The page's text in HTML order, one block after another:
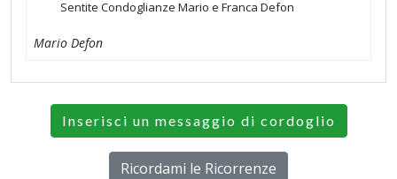
Sentite Condoglianze Mario e Franca Defon
Mario Defon
Inserisci un messaggio di cordoglio
Ricordami le Ricorrenze